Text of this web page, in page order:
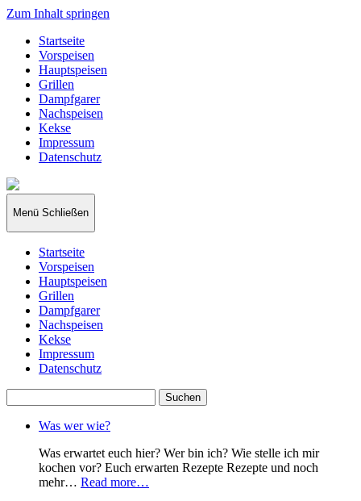
Zum Inhalt springen
Startseite
Vorspeisen
Hauptspeisen
Grillen
Dampfgarer
Nachspeisen
Kekse
Impressum
Datenschutz
papakocht
Menü Schließen
Startseite
Vorspeisen
Hauptspeisen
Grillen
Dampfgarer
Nachspeisen
Kekse
Impressum
Datenschutz
nach:
Was wer wie?
Was erwartet euch hier? Wer bin ich? Wie stelle ich mir
kochen vor? Euch erwarten Rezepte Rezepte und noch
mehr… Read more…